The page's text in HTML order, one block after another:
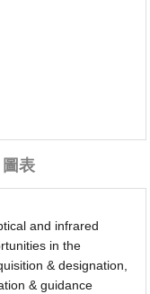
圖表
and infrared
in the
& designation,
& guidance